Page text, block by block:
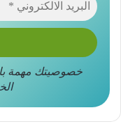
خصوصيتك مهمة